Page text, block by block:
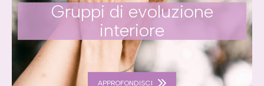
Gruppi di evoluzione
interiore
APPROFONDISCI